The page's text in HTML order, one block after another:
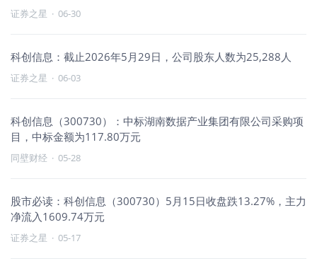
证券之星 · 06-30
科创信息：截止2026年5月29日，公司股东人数为25,288人
证券之星 · 06-03
科创信息（300730）：中标湖南数据产业集团有限公司采购项
目，中标金额为117.80万元
同壁财经 · 05-28
股市必读：科创信息（300730）5月15日收盘跌13.27%，主力
净流入1609.74万元
证券之星 · 05-17